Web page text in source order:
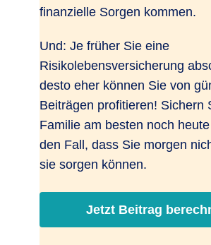
finanzielle Sorgen kommen.
Und: Je früher Sie eine
Risikolebensversicherung
desto eher können Sie von
Beiträgen profitieren! Sichern
Familie am besten noch
den Fall, dass Sie morgen
sie sorgen können.
Jetzt Beitrag